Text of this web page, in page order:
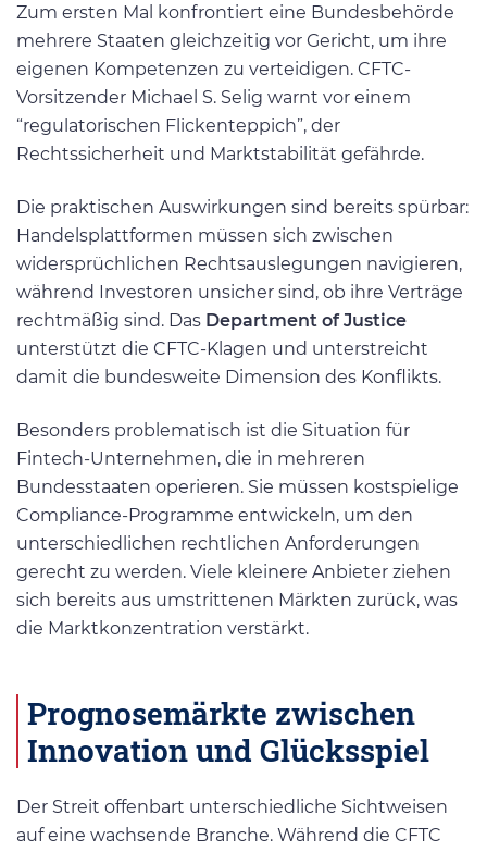
Zum ersten Mal konfrontiert eine Bundesbehörde
mehrere Staaten gleichzeitig vor Gericht, um ihre
eigenen Kompetenzen zu verteidigen. CFTC-
Vorsitzender Michael S. Selig warnt vor einem
“regulatorischen Flickenteppich”, der
Rechtssicherheit und Marktstabilität gefährde.
Die praktischen Auswirkungen sind bereits spürbar:
Handelsplattformen müssen sich zwischen
widersprüchlichen Rechtsauslegungen navigieren,
während Investoren unsicher sind, ob ihre Verträge
rechtmäßig sind. Das Department of Justice
unterstützt die CFTC-Klagen und unterstreicht
damit die bundesweite Dimension des Konflikts.
Besonders problematisch ist die Situation für
Fintech-Unternehmen, die in mehreren
Bundesstaaten operieren. Sie müssen kostspielige
Compliance-Programme entwickeln, um den
unterschiedlichen rechtlichen Anforderungen
gerecht zu werden. Viele kleinere Anbieter ziehen
sich bereits aus umstrittenen Märkten zurück, was
die Marktkonzentration verstärkt.
Prognosemärkte zwischen
Innovation und Glücksspiel
Der Streit offenbart unterschiedliche Sichtweisen
auf eine wachsende Branche. Während die CFTC